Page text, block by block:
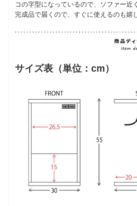
コの字型になっているので、ソファー近
完成品で届くので、すぐに使えるのも嬉
サイズ表（単位：cm）